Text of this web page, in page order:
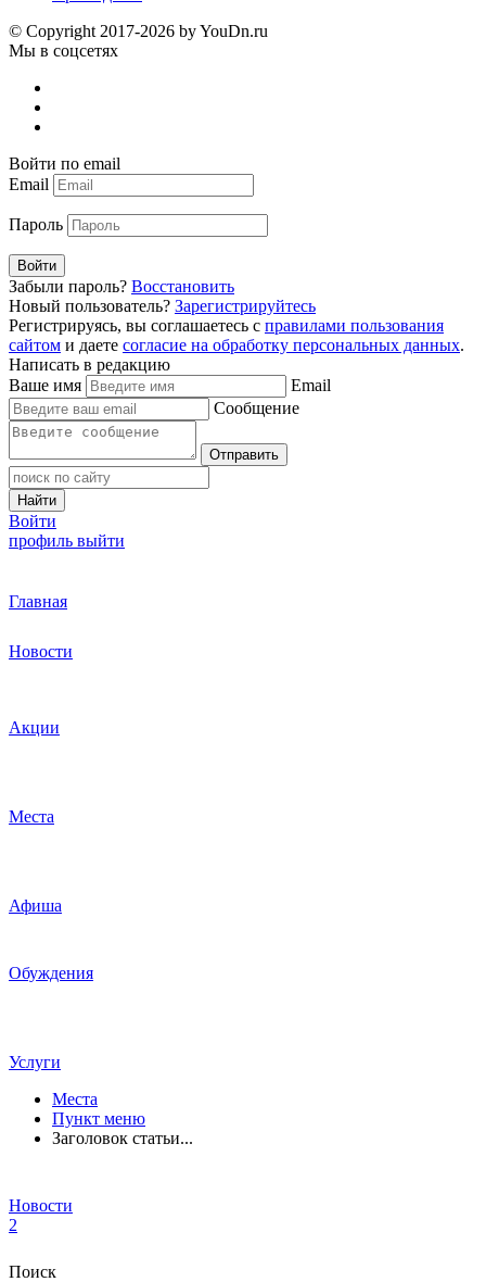
© Copyright 2017-2026 by YouDn.ru
Мы в соцсетях
Войти по email
Email
Пароль
Войти
Забыли пароль? Восстановить
Новый пользователь? Зарегистрируйтесь
Регистрируясь, вы соглашаетесь с правилами пользования
сайтом и даете согласие на обработку персональных данных.
Написать в редакцию
Ваше имя
Email
Сообщение
Отправить
Найти
Войти
профиль выйти
Главная
Новости
Акции
Места
Афиша
Обуждения
Услуги
Места
Пункт меню
Заголовок статьи...
Новости
2
Поиск